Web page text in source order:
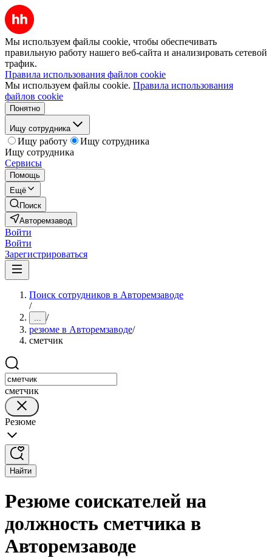
Мы используем файлы cookie, чтобы обеспечивать
правильную работу нашего веб-сайта и анализировать сетевой
трафик.
Правила использования файлов cookie
Мы используем файлы cookie. Правила использования
файлов cookie
Понятно
Ищу сотрудника
Ищу работу
Ищу сотрудника
Ищу сотрудника
Сервисы
Помощь
Ещё
Поиск
Авторемзавод
Войти
Войти
Зарегистрироваться
Поиск сотрудников в Авторемзаводе
/
... /
резюме в Авторемзаводе/
сметчик
сметчик
Резюме
Найти
Резюме соискателей на
должность сметчика в
Авторемзаводе